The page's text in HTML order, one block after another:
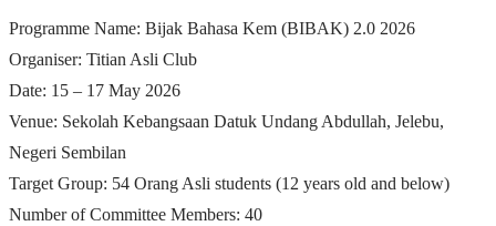
Programme Name: Bijak Bahasa Kem (BIBAK) 2.0 2026
Organiser: Titian Asli Club
Date: 15 – 17 May 2026
Venue: Sekolah Kebangsaan Datuk Undang Abdullah, Jelebu,
Negeri Sembilan
Target Group: 54 Orang Asli students (12 years old and below)
Number of Committee Members: 40